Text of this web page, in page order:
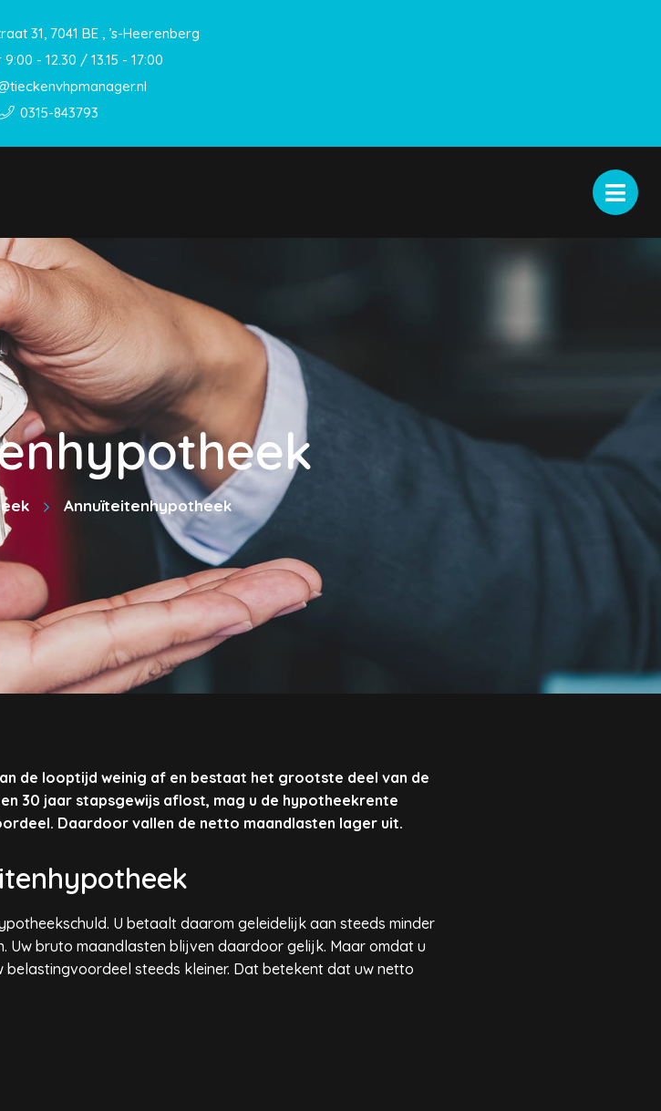
31, 7041 BE , ’s-Heerenberg
- 12.30 / 13.15 - 17:00
0315-843793
Annuïteitenhypotheek
de looptijd weinig af en bestaat het grootste deel van de
30 jaar stapsgewijs aflost, mag u de hypotheekrente
Daardoor vallen de netto maandlasten lager uit.
U betaalt daarom geleidelijk aan steeds minder
Uw bruto maandlasten blijven daardoor gelijk. Maar omdat u
steeds kleiner. Dat betekent dat uw netto